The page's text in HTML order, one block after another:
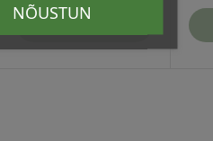
NÕUSTUN